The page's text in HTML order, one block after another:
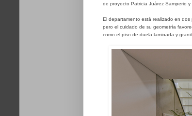
de proyecto Patricia Juárez Samperio
El departamento está realizado en dos
pero el cuidado de su geometría
como el piso de duela laminada y